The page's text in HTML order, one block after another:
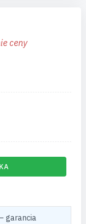
ceny
garancia